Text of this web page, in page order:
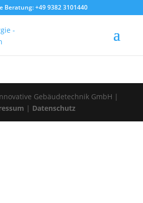
Beratung: +49 9382 3101440
Gebäudetechnik GmbH |
| Datenschutz